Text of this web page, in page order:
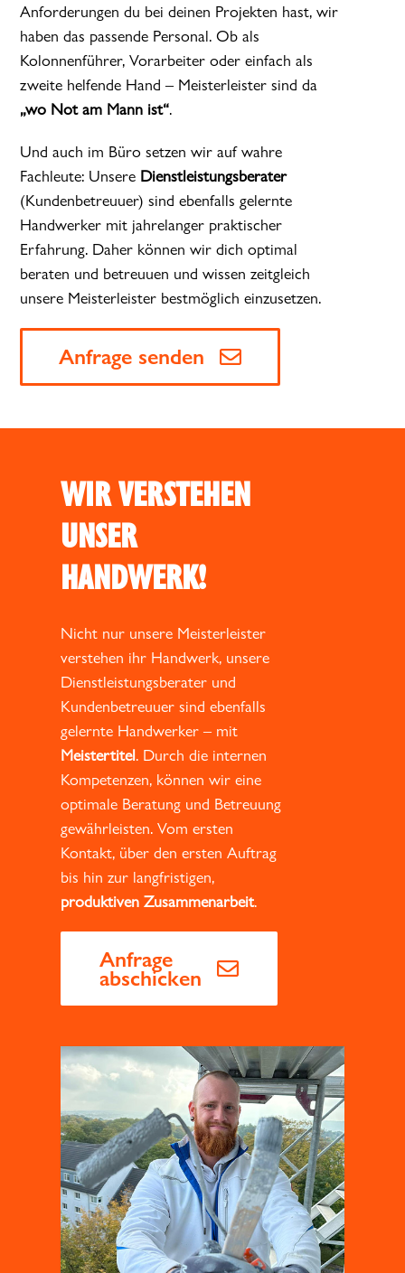
Anforderungen du bei deinen Projekten hast, wir
haben das passende Personal. Ob als
Kolonnenführer, Vorarbeiter oder einfach als
zweite helfende Hand – Meisterleister sind da
„wo Not am Mann ist“.
Und auch im Büro setzen wir auf wahre
Fachleute: Unsere Dienstleistungsberater
(Kundenbetreuuer) sind ebenfalls gelernte
Handwerker mit jahrelanger praktischer
Erfahrung. Daher können wir dich optimal
beraten und betreuuen und wissen zeitgleich
unsere Meisterleister bestmöglich einzusetzen.
Anfrage senden
WIR VERSTEHEN
UNSER
HANDWERK!
Nicht nur unsere Meisterleister
verstehen ihr Handwerk, unsere
Dienstleistungsberater und
Kundenbetreuuer sind ebenfalls
gelernte Handwerker – mit
Meistertitel. Durch die internen
Kompetenzen, können wir eine
optimale Beratung und Betreuung
gewährleisten. Vom ersten
Kontakt, über den ersten Auftrag
bis hin zur langfristigen,
produktiven Zusammenarbeit.
Anfrage
abschicken